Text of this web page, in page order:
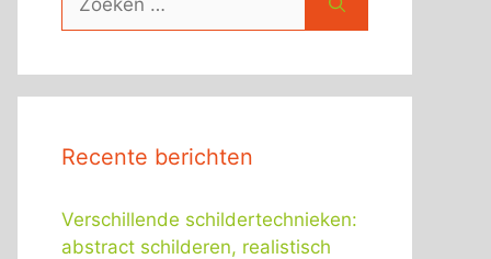
naar:
Recente berichten
Verschillende schildertechnieken:
abstract schilderen, realistisch